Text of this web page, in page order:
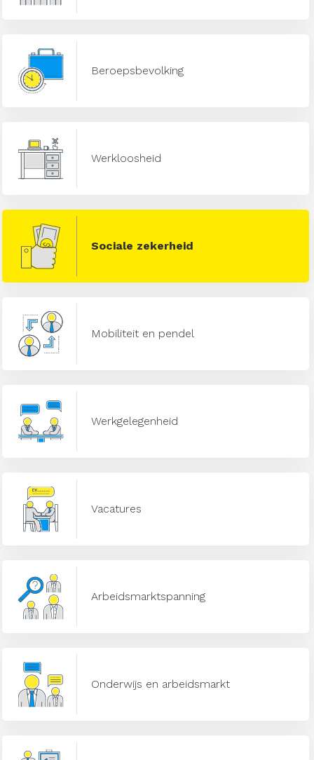
Beroepsbevolking
Werkloosheid
Sociale zekerheid
Mobiliteit en pendel
Werkgelegenheid
Vacatures
Arbeidsmarktspanning
Onderwijs en arbeidsmarkt